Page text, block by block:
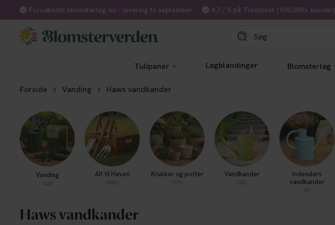
Forudbestil blomsterløg nu - levering til september 4.7 / 5 på Trustpilot (100.000+ kunder)
Tulipaner Løgblandinger Blomsterløg
Forside Vanding Haws vandkander
Vanding
(43)
Alt til Haven
(282)
Krukker og potter
(15)
Vandkander
(32)
Indendørs
vandkander
(9)
Haws vandkander